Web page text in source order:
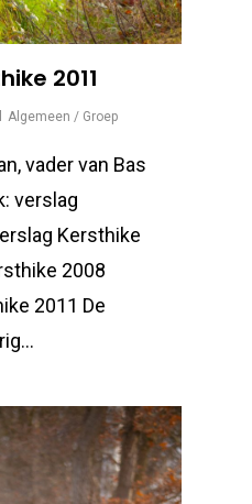
2011
Algemeen / Groep
vader van Bas
verslag
Kersthike
2008
2011 De